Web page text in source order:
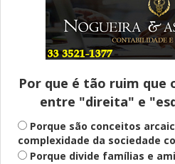
Entenda
Pix Pensão
e como solicitar
Saúde Mental
Plataforma
mental para
Por que é tão ruim que
entre "direita" e
Porque são conceitos
complexidade da sociedade
Porque divide famílias e